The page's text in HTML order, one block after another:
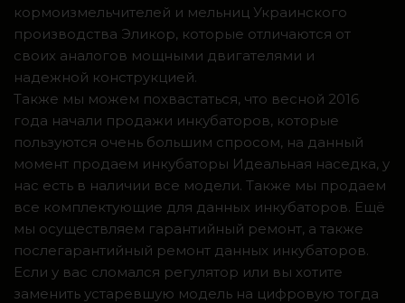
кормоизмельчителей и мельниц Украинского
производства Эликор, которые отличаются от
своих аналогов мощными двигателями и
надежной конструкцией.
Также мы можем похвастаться, что весной 2016
года начали продажи инкубаторов, которые
пользуются очень большим спросом, на данный
момент продаем инкубаторы Идеальная наседка, у
нас есть в наличии все модели. Также мы продаем
все комплектующие для данных инкубаторов. Ещё
мы осуществляем гарантийный ремонт, а также
послегарантийный ремонт данных инкубаторов.
Если у вас сломался регулятор или вы хотите
заменить устаревшую модель на цифровую тогда